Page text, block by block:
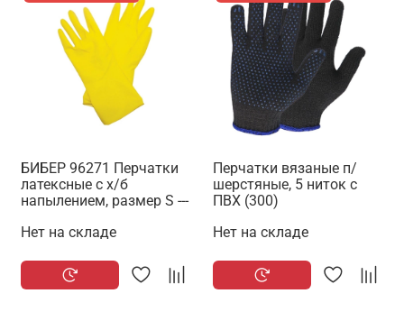
БИБЕР 96271 Перчатки
латексные с х/б
напылением, размер S ---
Нет на складе
Перчатки вязаные п/
шерстяные, 5 ниток с
ПВХ (300)
Нет на складе